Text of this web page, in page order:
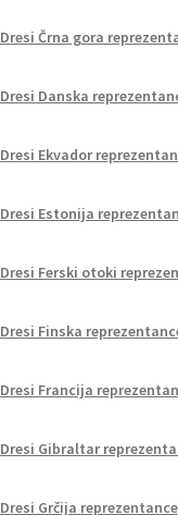
Dresi Črna gora
Dresi Danska
Dresi Ekvador
Dresi Estonija
Dresi Ferski otoki
Dresi Finska
Dresi Francija
Dresi Gibraltar
Dresi Grčija reprezentance